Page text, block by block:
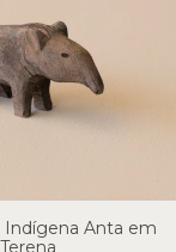
Indígena Anta em